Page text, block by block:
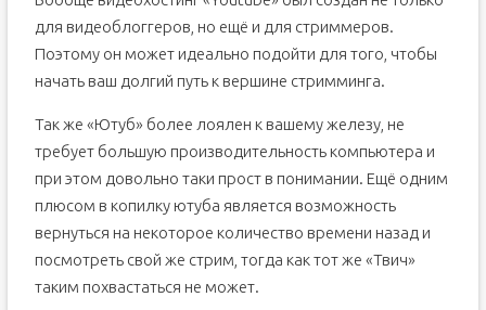
для видеоблоггеров, но ещё и для стриммеров.
Поэтому он может идеально подойти для того, чтобы
начать ваш долгий путь к вершине стримминга.
Так же «Ютуб» более лоялен к вашему железу, не
требует большую производительность компьютера и
при этом довольно таки прост в понимании. Ещё одним
плюсом в копилку ютуба является возможность
вернуться на некоторое количество времени назад и
посмотреть свой же стрим, тогда как тот же «Твич»
таким похвастаться не может.